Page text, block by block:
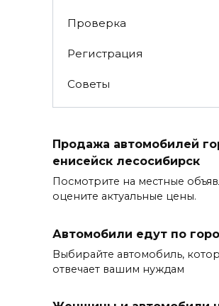
Проверка
Регистрация
Советы
Продажа автомобилей
енисейск лесосибирск
Посмотрите на местные
оцените актуальные цены.
Автомобили едут по
Выбирайте автомобиль,
отвечает вашим нуждам